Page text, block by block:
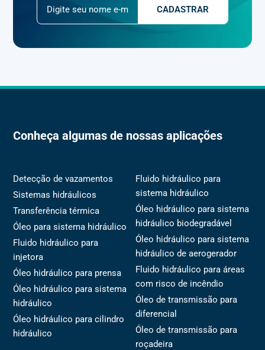
Conheça algumas de nossas aplicações
Detecção de vazamentos
Sistemas hidráulicos
Transferência térmica
Óleo para sistema hidráulico
Fluido hidráulico para
injetora
Óleo hidráulico para prensa
Óleo hidráulico para sistema
hidráulico
Óleo hidráulico para cilindro
hidráulico
Fluido hidráulico para
sistema hidráulico
Óleo hidráulico para sistema
hidráulico biodegradável
Óleo hidráulico para sistema
hidráulico de aerogerador
Fluido hidráulico para áreas
com risco de incêndio
Óleo de transmissão para
diferencial
Óleo de transmissão para
roçadeira